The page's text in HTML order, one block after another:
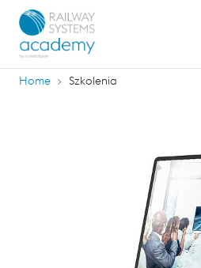
Home Szkolenia